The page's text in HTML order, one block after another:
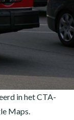
in het CTA-
Maps.